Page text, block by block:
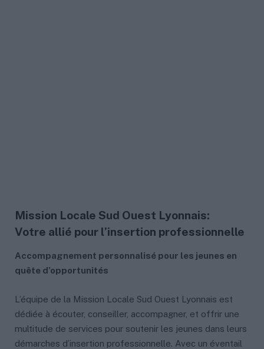
Mission Locale Sud Ouest Lyonnais:
Votre allié pour l’insertion professionnelle
Accompagnement personnalisé pour les jeunes en
quête d’opportunités
L’équipe de la Mission Locale Sud Ouest Lyonnais est
dédiée à écouter, conseiller, accompagner, et offrir une
multitude de services pour soutenir les jeunes dans leurs
démarches d’insertion professionnelle. Avec un éventail